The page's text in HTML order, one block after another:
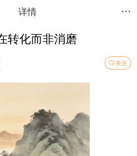
详情
转化而非消磨
关注